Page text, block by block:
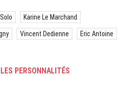
Karine Le Marchand
Vincent Dedienne Eric Antoine
PERSONNALITÉS